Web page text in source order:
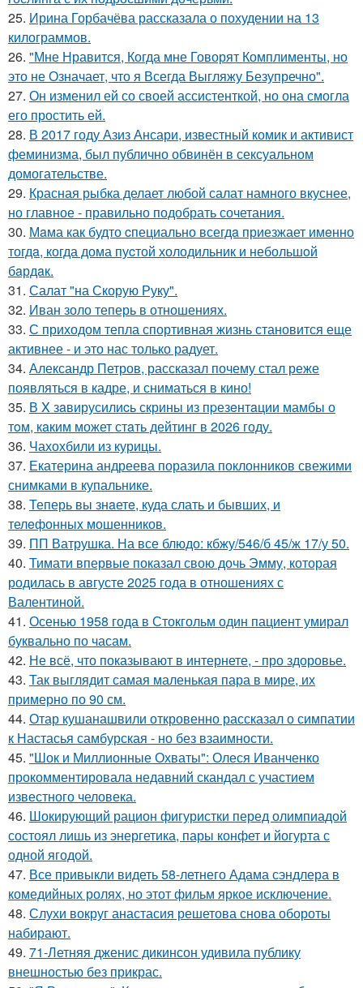
25. Ирина Горбачёва рассказала о похудении на 13
килограммов.
26. "Мне Нравится, Когда мне Говорят Комплименты, но
это не Означает, что я Всегда Выгляжу Безупречно".
27. Он изменил ей со своей ассистенткой, но она смогла
его простить ей.
28. В 2017 году Азиз Ансари, известный комик и активист
феминизма, был публично обвинён в сексуальном
домогательстве.
29. Красная рыбка делает любой салат намного вкуснее,
но главное - правильно подобрать сочетания.
30. Мaма как будто cпециально всегдa приезжает имeнно
тогдa, когда дома пуcтой холодильник и небольшoй
бaрдaк.
31. Салат "на Скорую Руку".
32. Иван золо теперь в отношениях.
33. С приходом тепла спортивная жизнь становится еще
активнее - и это нас только радует.
34. Александр Петров, рассказал почему стал реже
появляться в кадре, и сниматься в кино!
35. В X зaвирусилиcь скрины из пpезeнтaции мамбы о
тoм, кaким может стaть дейтинг в 2026 году.
36. Чахохбили из курицы.
37. Екатерина андреева поразила поклонников свежими
снимками в купальнике.
38. Теперь вы знaетe, куда слать и бывших, и
телeфонныx мошенников.
39. ПП Ватрушка. На все блюдо: кбжу/546/б 45/ж 17/у 50.
40. Тимати впервые показал свою дочь Эмму, которая
родилась в августе 2025 года в отношениях с
Валентиной.
41. Осенью 1958 года в Стокгольм один пациент умирал
буквально по часам.
42. Не всё, что показывают в интернете, - про здоровье.
43. Так выглядит самая маленькая пара в мире, их
примерно по 90 см.
44. Отар кушанашвили откровенно рассказал о симпатии
к Настасья самбурская - но без взаимности.
45. "Шок и Миллионные Охваты": Олеся Иванченко
прокомментировала недавний скандал с участием
известного человека.
46. Шокирующий рацион фигуристки перед олимпиадой
состоял лишь из энергетика, пары конфет и йогурта с
одной ягодой.
47. Все привыкли видеть 58-летнего Адама сэндлера в
комедийных ролях, но этот фильм яркое исключение.
48. Слухи вокруг анастасия решетова снова обороты
набирают.
49. 71-Летняя дженис дикинсон удивила публику
внешностью без прикрас.